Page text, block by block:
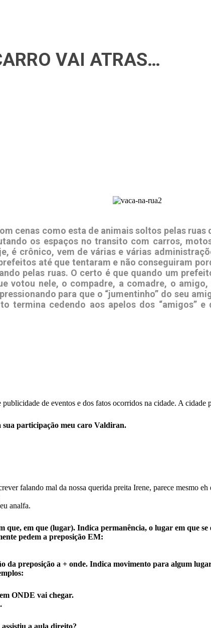
VAI ATRAS…
cenas como esta de animais soltos pelas
os espaços no transito com carros,
é crônico, vem de várias e várias
até que tentaram e não conseguiram
pelas ruas. O certo é que quando um
votou nele, o compadre, a comadre, o
para que o “jumentinho” do seu
termina cedendo aos apelos dos “amigos”
de eventos e dos fatos ocorridos na cidade. A cidade
participação meu caro Valdiran.
falando mal da nossa querida preita Irene, parece mesmo
analfa.
em que (lugar). Indica permanência, o lugar em que
pedem a preposição EM:
da preposição a + onde. Indica movimento para algum
ONDE vai chegar.
a aula direito?